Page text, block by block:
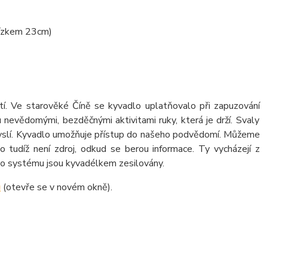
23cm)
í. Ve starověké Číně se kyvadlo uplatňovalo při zapuzování
nevědomými, bezděčnými aktivitami ruky, která je drží. Svaly
í. Kyvadlo umožňuje přístup do našeho podvědomí. Můžeme
tudíž nenízdroj, odkud se berou informace. Ty vycházejíz
systému jsou kyvadélkem zesilovány.
(otevře se v novém okně).